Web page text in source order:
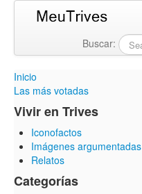
Buscar:
Inicio
Las más votadas
Vivir en Trives
Iconofactos
Imágenes argumentadas
Relatos
Categorías